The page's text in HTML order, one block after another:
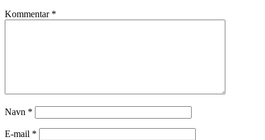
Kommentar *
Navn *
E-mail *